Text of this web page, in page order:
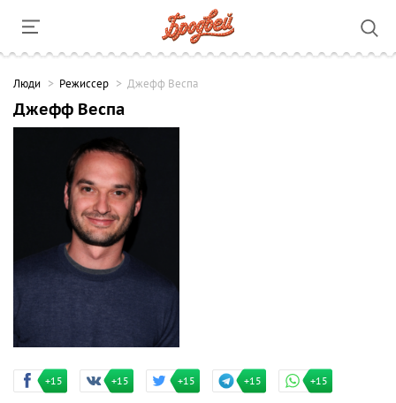
Люди Режиссер Джефф Веспа
Джефф Веспа
+15 +15 +15 +15 +15